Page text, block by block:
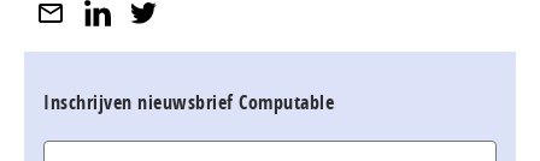
Inschrijven nieuwsbrief Computable